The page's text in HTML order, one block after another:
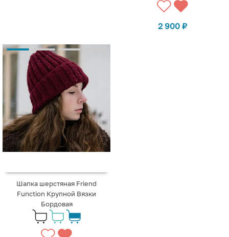
2 900 ₽
Шапка шерстяная Friend
Function Крупной Вязки
Бордовая